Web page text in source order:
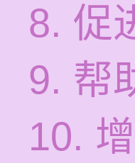
8. 促
9. 帮
10.